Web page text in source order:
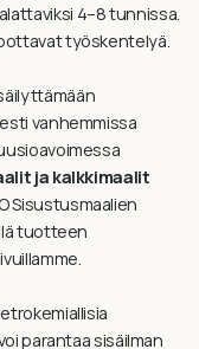
4–8 tunnissa.
työskentelyä.
vanhemmissa
ja kalkkimaalit
Sisustusmaalien
tuotteen
parantaa sisäilman